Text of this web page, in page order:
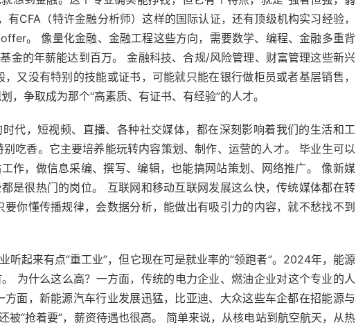
CFA（特许金融分析师）这样的国际认证，还有顶级机构实习经验，
。 像量化金融、金融工程这些方向，需要数学、编程、金融多重背
金的年薪能达到百万。 金融科技、合规/风险管理、财富管理这些新兴
又没有特别的技能或证书，可能就只能在银行做柜员或者基层销售，
争取成为那个“高素质、有证书、有经验”的人才。
代，短视频、直播、各种社交媒体，都在深刻影响着我们的生活和工
吃香。它主要培养能玩转内容策划、制作、运营的人才。 毕业生可以
作，做信息采编、撰写、编辑，也能搞网站策划、网络推广。 像新媒
是很热门的岗位。 互联网和移动互联网发展这么快，传统媒体都在转
你懂传播规律，会数据分析，能做出有吸引力的内容，就不愁找不到
听起来有点“重工业”，但它现在可是就业率的“领跑者”。2024年，能源
为什么这么高？一方面，传统的电力企业、燃油企业对这个专业的人
面，新能源汽车行业发展迅猛，比亚迪、大众这些车企都在招能源与
被“抢着要”，薪资待遇也很高。 简单来说，从核电站到航空航天，从热